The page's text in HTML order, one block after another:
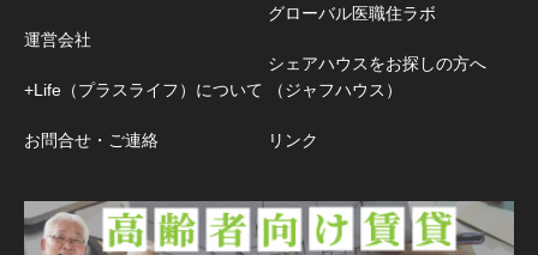
運営会社
+Life（プラスライフ）について
お問合せ・ご連絡
グローバル医職住ラボ
シェアハウスをお探しの方へ
（ジャフハウス）
リンク